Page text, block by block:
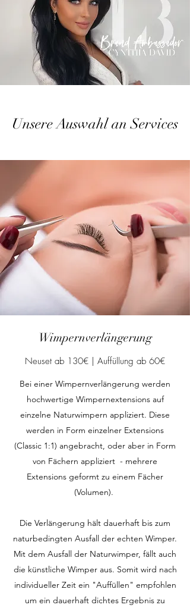
Unsere Auswahl an Services
Wimpernverlängerung
Neuset ab 130€ | Auffüllung ab 60€
Bei einer Wimpernverlängerung werden
hochwertige Wimpernextensions auf
einzelne Naturwimpern appliziert. Diese
werden in Form einzelner Extensions
(Classic 1:1) angebracht, oder aber in Form
von Fächern appliziert - mehrere
Extensions geformt zu einem Fächer
(Volumen).
Die Verlängerung hält dauerhaft bis zum
naturbedingten Ausfall der echten Wimper.
Mit dem Ausfall der Naturwimper, fällt auch
die künstliche Wimper aus. Somit wird nach
individueller Zeit ein "Auffüllen" empfohlen
um ein dauerhaft dichtes Ergebnis zu